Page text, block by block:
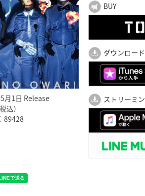
月1日 Release
込）
89428
BUY
ダウンロード
ストリーミ